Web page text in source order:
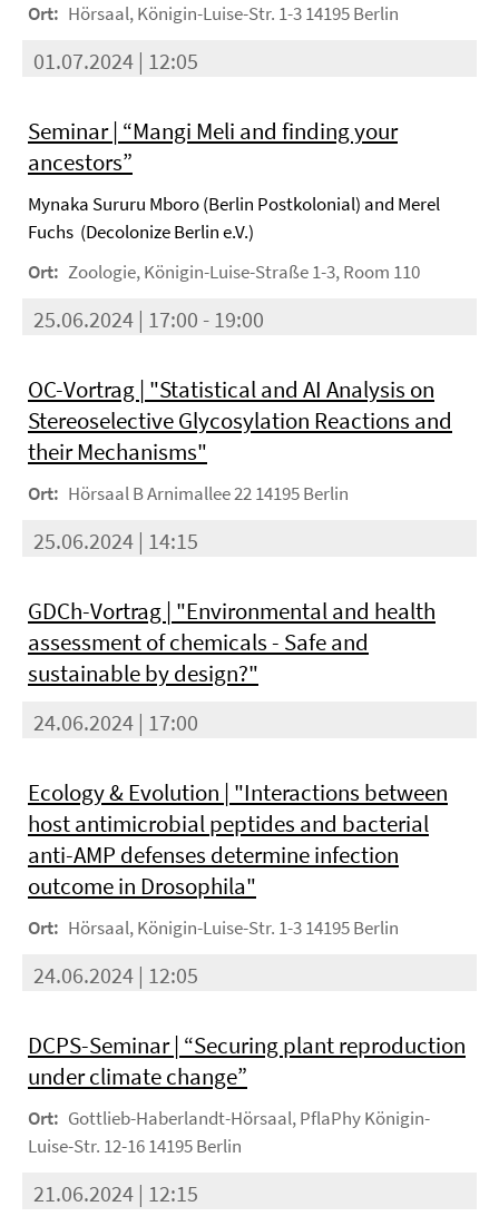
Ort: Hörsaal, Königin-Luise-Str. 1-3 14195 Berlin
01.07.2024 | 12:05
Seminar | “Mangi Meli and finding your
ancestors”
Mynaka Sururu Mboro (Berlin Postkolonial) and Merel
Fuchs (Decolonize Berlin e.V.)
Ort: Zoologie, Königin-Luise-Straße 1-3, Room 110
25.06.2024 | 17:00 - 19:00
OC-Vortrag | "Statistical and AI Analysis on
Stereoselective Glycosylation Reactions and
their Mechanisms"
Ort: Hörsaal B Arnimallee 22 14195 Berlin
25.06.2024 | 14:15
GDCh-Vortrag | "Environmental and health
assessment of chemicals - Safe and
sustainable by design?"
24.06.2024 | 17:00
Ecology & Evolution | "Interactions between
host antimicrobial peptides and bacterial
anti-AMP defenses determine infection
outcome in Drosophila"
Ort: Hörsaal, Königin-Luise-Str. 1-3 14195 Berlin
24.06.2024 | 12:05
DCPS-Seminar | “Securing plant reproduction
under climate change”
Ort: Gottlieb-Haberlandt-Hörsaal, PflaPhy Königin-
Luise-Str. 12-16 14195 Berlin
21.06.2024 | 12:15